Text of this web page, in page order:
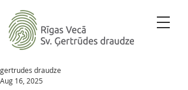
gertrudes draudze
Aug 16, 2025